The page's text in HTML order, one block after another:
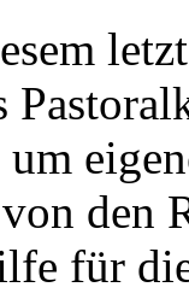
den
für